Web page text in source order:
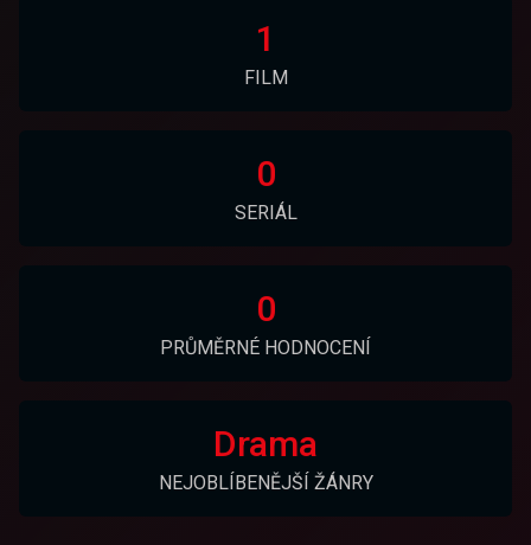
1
FILM
0
SERIÁL
0
PRŮMĚRNÉ HODNOCENÍ
Drama
NEJOBLÍBENĚJŠÍ ŽÁNRY